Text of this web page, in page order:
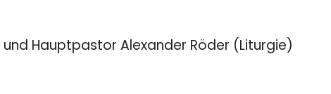
Hauptpastor Alexander Röder (Liturgie)